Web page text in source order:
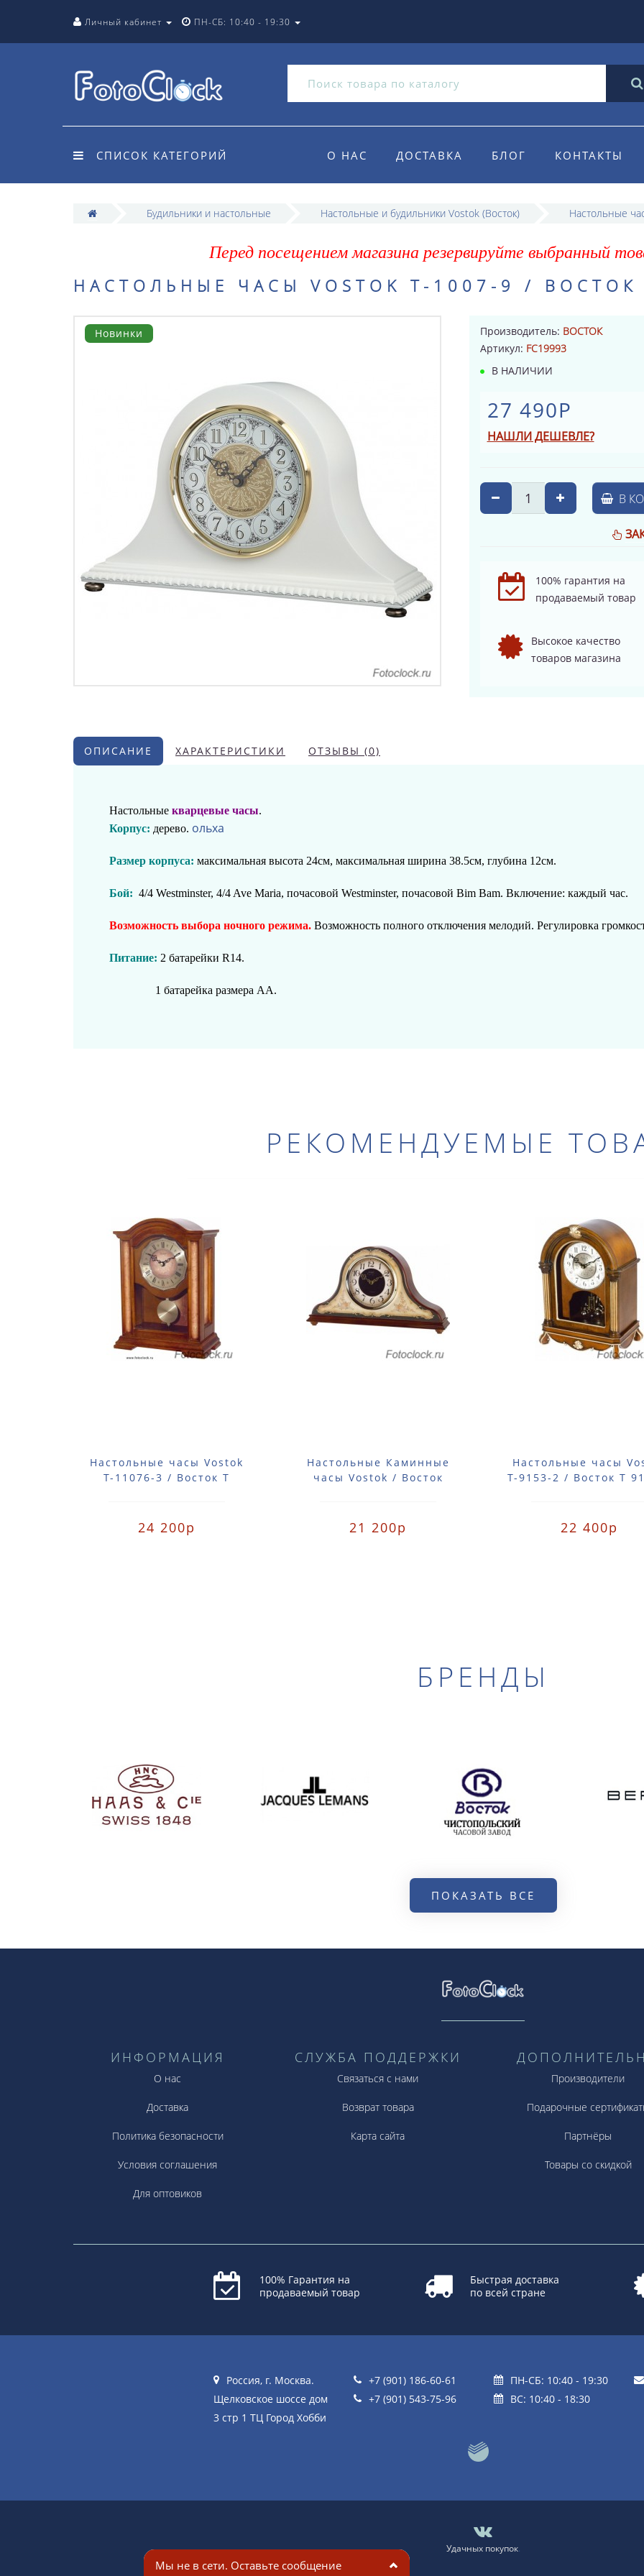
Личный кабинет ПН-СБ: 10:40 - 19:30
СПИСОК КАТЕГОРИЙ О НАС ДОСТАВКА БЛОГ КОНТАКТЫ
Будильники и настольные Настольные и будильники Vostok (Восток) Настольные
Перед посещением магазина резервируйте выбранный
НАСТОЛЬНЫЕ ЧАСЫ VOSTOK T-1007-9 / ВОСТОК
Новинки Производитель: ВОСТОК
Артикул: FC19993
В НАЛИЧИИ
27 490Р
НАШЛИ ДЕШЕВЛЕ?
В
100% гарантия на
продаваемый товар
Высокое качество
товаров магазина
ОПИСАНИЕ ХАРАКТЕРИСТИКИ ОТЗЫВЫ (0)
Настольные кварцевые часы.
Корпус: дерево. ольха
Размер корпуса: максимальная высота 24см, максимальная ширина 38.5см, глубина 12см.
Бой: 4/4 Westminster, 4/4 Ave Maria, почасовой Westminster, почасовой Bim Bam. Включение: каждый час.
Возможность выбора ночного режима. Возможность полного отключения мелодий. Регулировка
Питание: 2 батарейки R14.
1 батарейка размера АА.
РЕКОМЕНДУЕМЫЕ
Настольные часы Vostok
Т-11076-3 / Восток Т
24 200р
Настольные Каминные
часы Vostok / Восток
21 200р
Настольные часы
Т-9153-2 / Восток Т
22 400р
БРЕНДЫ
ПОКАЗАТЬ ВСЕ
ИНФОРМАЦИЯ
О нас
Доставка
Политика безопасности
Условия соглашения
Для оптовиков
СЛУЖБА ПОДДЕРЖКИ
Связаться с нами
Возврат товара
Карта сайта
Производители
Подарочные
Партнёры
Товары со скидкой
100% Гарантия на
продаваемый товар
Быстрая доставка
по всей стране
Россия, г. Москва.
Щелковское шоссе дом
3 стр 1 ТЦ Город Хобби
+7 (901) 186-60-61
+7 (901) 543-75-96
ПН-СБ: 10:40 - 19:30
ВС: 10:40 - 18:30
Удачных покупок.